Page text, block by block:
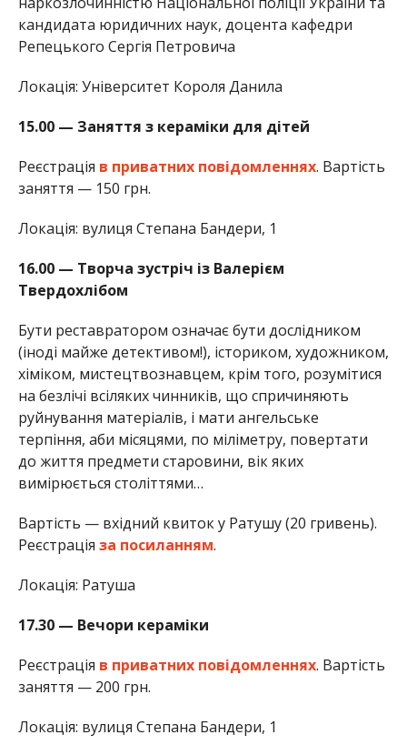
кандидата юридичних наук, доцента кафедри
Репецького Сергія Петровича
Локація: Університет Короля Данила
15.00 — Заняття з кераміки для дітей
Реєстрація в приватних повідомленнях. Вартість
заняття — 150 грн.
Локація: вулиця Степана Бандери, 1
16.00 — Творча зустріч із Валерієм
Твердохлібом
Бути реставратором означає бути дослідником
(іноді майже детективом!), істориком, художником,
хіміком, мистецтвознавцем, крім того, розумітися
на безлічі всіляких чинників, що спричиняють
руйнування матеріалів, і мати ангельське
терпіння, аби місяцями, по міліметру, повертати
до життя предмети старовини, вік яких
вимірюється століттями…
Вартість — вхідний квиток у Ратушу (20 гривень).
Реєстрація за посиланням.
Локація: Ратуша
17.30 — Вечори кераміки
Реєстрація в приватних повідомленнях. Вартість
заняття — 200 грн.
Локація: вулиця Степана Бандери, 1